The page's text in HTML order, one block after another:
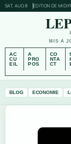
SAT, AUG 8 EDITION DE MIDI
MIS A
AC
CU
EIL
A
PRO
POS
CO
NTA
CT
BLOG ECONOMIE